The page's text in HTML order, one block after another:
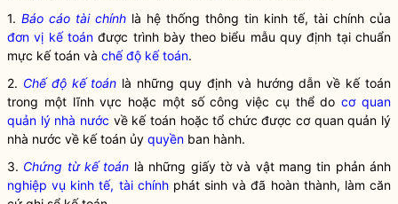
1. Báo cáo tài chính là hệ thống thông tin kinh tế, tài chính của
đơn vị kế toánđược trình bày theo biểu mẫu quy định tại chuẩn
mực kế toán và chế độ kế toán.
2. Chế độ kế toán là những quy định và hướng dẫn về kế toán
trong một lĩnh vực hoặc một số công việc cụ thể docơ quan
quản lý nhà nước về kế toán hoặc tổ chức đượccơ quan quản lý
nhà nước về kế toán ủy quyền ban hành.
3. Chứng từ kế toán là những giấy tờ và vật mang tin phản ánh
nghiệp vụ kinh tế, tài chínhphát sinh và đã hoàn thành, làm căn